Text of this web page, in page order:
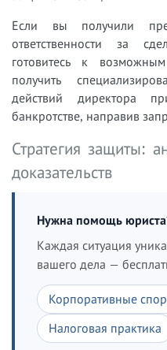
Если вы получили
ответственности за
готовитесь к
получить
действий директора
банкротстве, направив
Стратегия защиты:
доказательств
Нужна помощь
Каждая ситуация
вашего дела —
Корпоративные
Налоговая практика